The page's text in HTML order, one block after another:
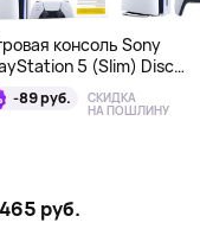
консоль Sony
5 (Slim) Disc
+ EA Sports FC 26
-89 руб. СКИДКА
НА ПОШЛИНУ
руб.